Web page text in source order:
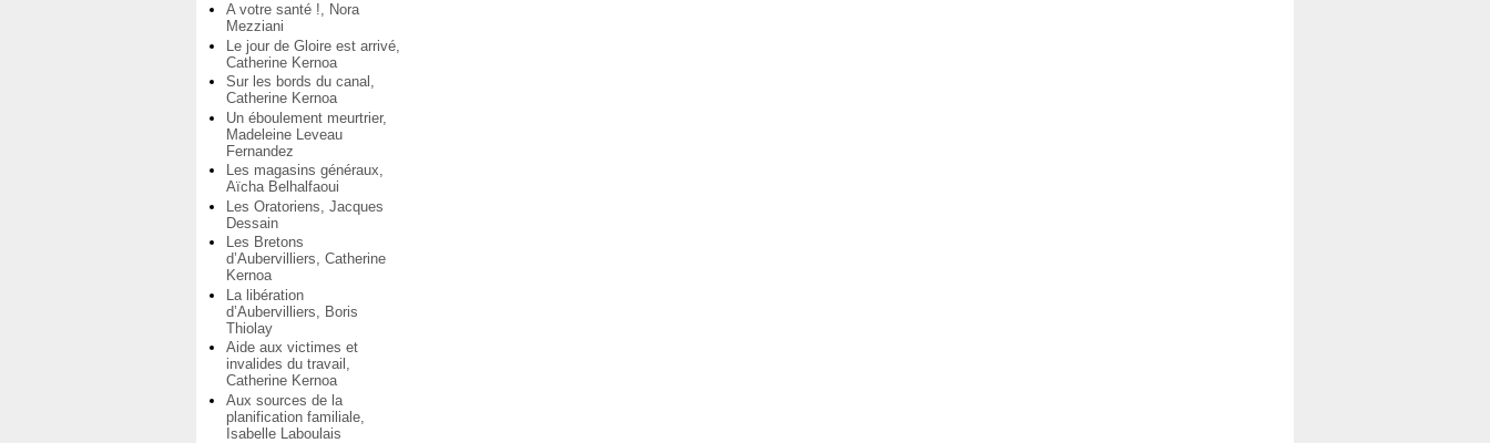
A votre santé !, Nora
Mezziani
Le jour de Gloire est arrivé,
Catherine Kernoa
Sur les bords du canal,
Catherine Kernoa
Un éboulement meurtrier,
Madeleine Leveau
Fernandez
Les magasins généraux,
Aïcha Belhalfaoui
Les Oratoriens, Jacques
Dessain
Les Bretons
d’Aubervilliers, Catherine
Kernoa
La libération
d’Aubervilliers, Boris
Thiolay
Aide aux victimes et
invalides du travail,
Catherine Kernoa
Aux sources de la
planification familiale,
Isabelle Laboulais